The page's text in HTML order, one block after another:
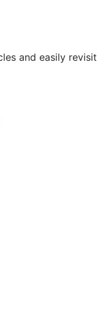
and easily revisit